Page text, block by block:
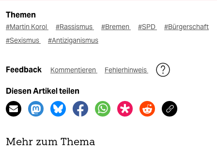
Themen
#Martin Korol #Rassismus #Bremen #SPD
#Bürgerschaft
#Sexismus
#Antiziganismus
Feedback Kommentieren Fehlerhinweis
Diesen Artikel teilen
Mehr zum Thema